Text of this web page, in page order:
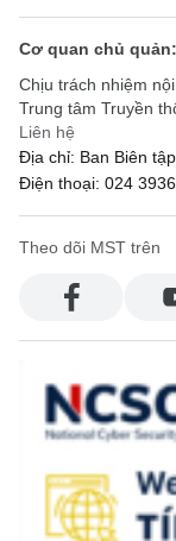
Cơ quan chủ
Chịu trách nhiệm
Trung tâm Truyền
Liên hệ
Địa chỉ: Ban Biên
Điện thoại: 024
Theo dõi MST trên